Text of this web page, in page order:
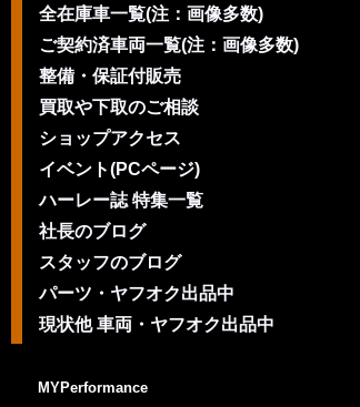
全在庫車一覧(注：画像多数)
ご契約済車両一覧(注：画像多数)
整備・保証付販売
買取や下取のご相談
ショップアクセス
イベント(PCページ)
ハーレー誌 特集一覧
社長のブログ
スタッフのブログ
パーツ・ヤフオク出品中
現状他 車両・ヤフオク出品中
MYPerformance